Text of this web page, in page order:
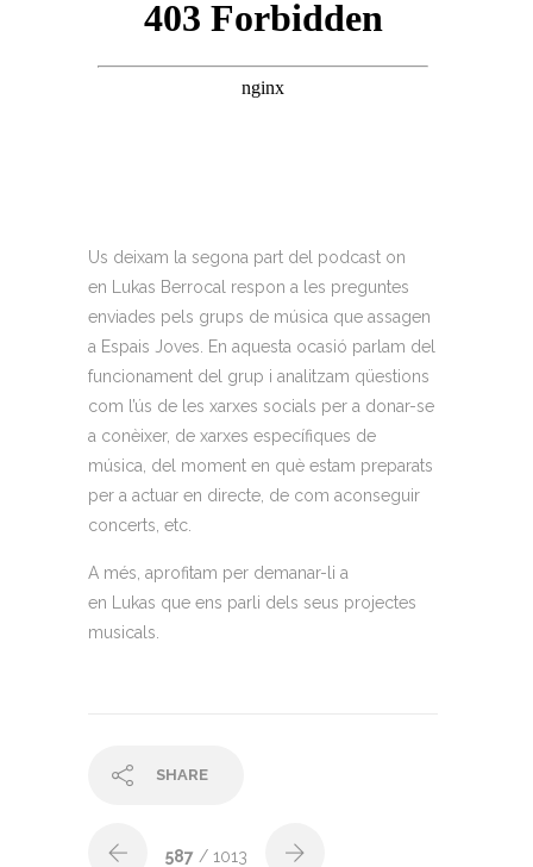
Us deixam la segona part del podcast on
en Lukas Berrocal respon a les preguntes
enviades pels grups de música que assagen
a Espais Joves. En aquesta ocasió parlam del
funcionament del grup i analitzam qüestions
com l’ús de les xarxes socials per a donar-se
a conèixer, de xarxes específiques de
música, del moment en què estam preparats
per a actuar en directe, de com aconseguir
concerts, etc.
A més, aprofitam per demanar-li a
en Lukas que ens parli dels seus projectes
musicals.
SHARE
587 / 1013